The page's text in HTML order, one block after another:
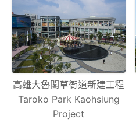
高雄大魯閣草衙道新建工程
Taroko Park Kaohsiung
Project